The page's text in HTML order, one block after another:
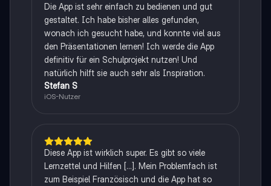
Die App ist sehr einfach zu bedienen und gut
gestaltet. Ich habe bisher alles gefunden,
wonach ich gesucht habe, und konnte viel aus
den Präsentationen lernen! Ich werde die App
definitiv für ein Schulprojekt nutzen! Und
natürlich hilft sie auch sehr als Inspiration.
Stefan S
iOS-Nutzer
Diese App ist wirklich super. Es gibt so viele
Lernzettel und Hilfen [...]. Mein Problemfach ist
zum Beispiel Französisch und die App hat so